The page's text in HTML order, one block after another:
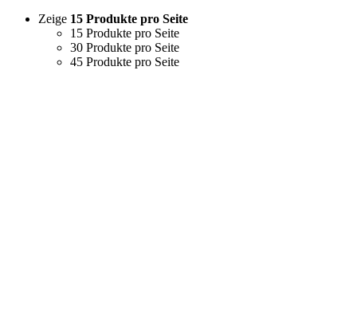
Zeige 15 Produkte pro Seite
15 Produkte pro Seite
30 Produkte pro Seite
45 Produkte pro Seite